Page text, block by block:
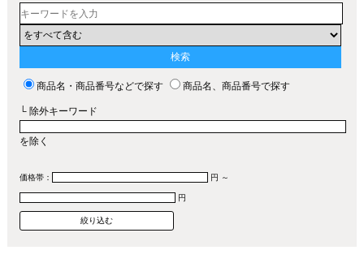
商品名・商品番号などで探す 商品名、商品番号で探す
└ 除外キーワード
を除く
価格帯： 円 ～
円